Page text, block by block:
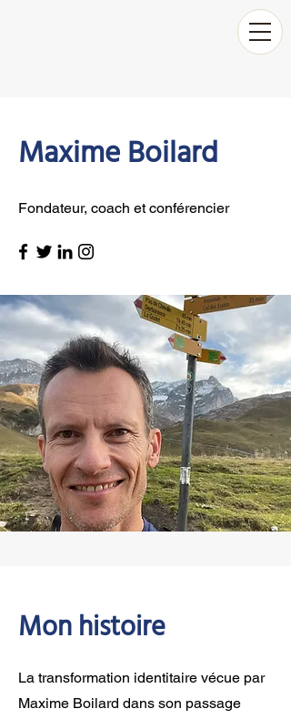
Maxime Boilard
Fondateur, coach et conférencier
Mon histoire
La transformation identitaire vécue par
Maxime Boilard dans son passage